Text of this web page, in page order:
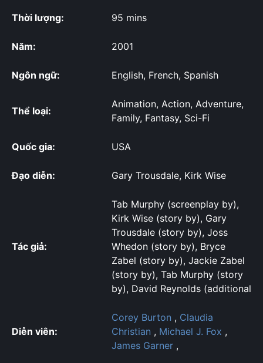
Thời lượng: 95 mins
Năm: 2001
Ngôn ngữ: English, French, Spanish
Thể loại:
Animation, Action, Adventure,
Family, Fantasy, Sci-Fi
Quốc gia: USA
Đạo diễn: Gary Trousdale, Kirk Wise
Tác giả:
Tab Murphy (screenplay by),
Kirk Wise (story by), Gary
Trousdale (story by), Joss
Whedon (story by), Bryce
Zabel (story by), Jackie Zabel
(story by), Tab Murphy (story
by), David Reynolds (additional
Diễn viên:
Corey Burton , Claudia
Christian , Michael J. Fox ,
James Garner ,